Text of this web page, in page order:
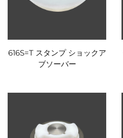
616S=T スタンプ ショックア
ブソーバー